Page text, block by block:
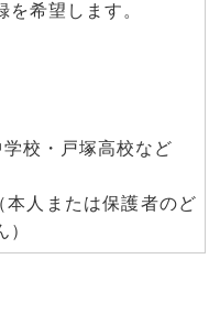
を希望します。
校・戸塚高校など
人または保護者のど